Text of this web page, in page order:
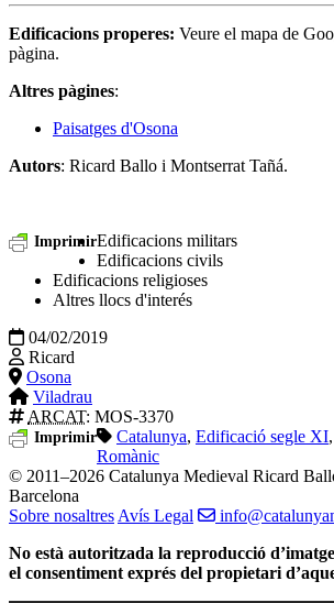
Edificacions properes: Veure el mapa de
pàgina.
Altres pàgines:
Paisatges d'Osona
Autors: Ricard Ballo i Montserrat Tañá.
ImprimirEdificacions militars
Edificacions civils
Edificacions religioses
Altres llocs d'interés
04/02/2019
Ricard
Osona
Viladrau
ARCAT: MOS-3370
Imprimir Catalunya, Edificació segle XI,
Romànic
© 2011–2026 Catalunya Medieval Ricard
Barcelona
Sobre nosaltres Avís Legal
No està autoritzada la reproducció
el consentiment exprés del propietari